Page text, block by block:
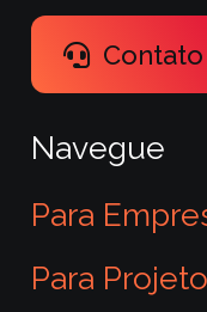
Contato
Navegue
Para
Para